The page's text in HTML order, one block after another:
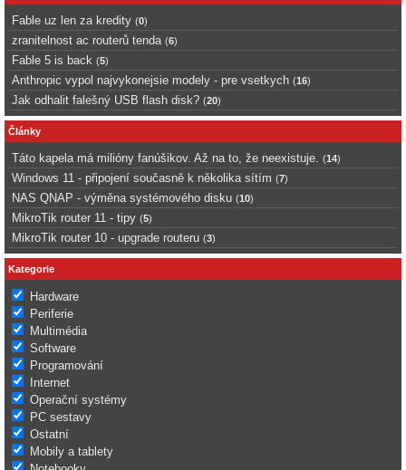
Fable uz len za kredity (0)
zranitelnost ac routerů tenda (6)
Fable 5 is back (5)
Anthropic vypol najvykonejsie modely - pre vsetkych (16)
Jak odhalit falešný USB flash disk? (20)
Články
Táto kapela má milióny fanúšikov. Až na to, že neexistuje. (14)
Windows 11 - připojení současně k několika sítím (7)
NAS QNAP - výměna systémového disku (10)
MikroTik router 11 - tipy (5)
MikroTik router 10 - upgrade routeru (3)
Kategorie
Hardware
Periferie
Multimédia
Software
Programování
Internet
Operační systémy
PC sestavy
Ostatní
Mobily a tablety